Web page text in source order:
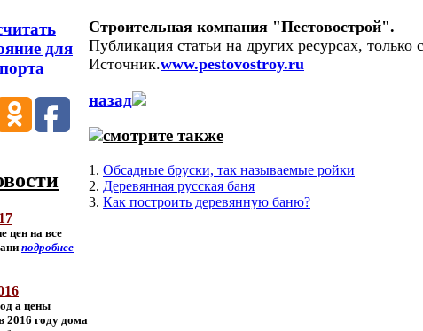
цен на все
подробнее
а цены
2016 году дома
Строительная компания "Пестовострой".
Публикация статьи на других ресурсах, только
Источник.www.pestovostroy.ru
назад
смотрите также
1. Обсадные бруски, так называемые ройки
2. Деревянная русская баня
3. Как построить деревянную баню?